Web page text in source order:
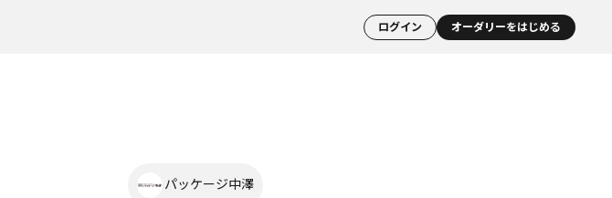
ログイン オーダリーをはじめる
パッケージ中澤